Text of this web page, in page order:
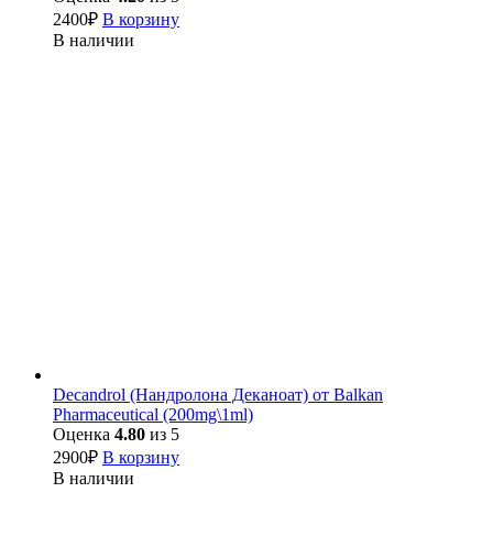
2400₽ В корзину
В наличии
Decandrol (Нандролона Деканоат) от Balkan
Pharmaceutical (200mg\1ml)
Оценка 4.80 из 5
2900₽ В корзину
В наличии